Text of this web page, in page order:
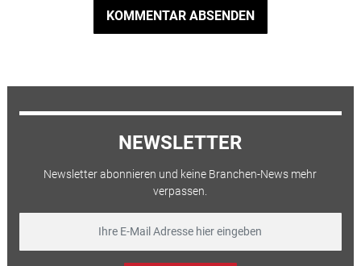
KOMMENTAR ABSENDEN
NEWSLETTER
Newsletter abonnieren und keine Branchen-News mehr
verpassen.